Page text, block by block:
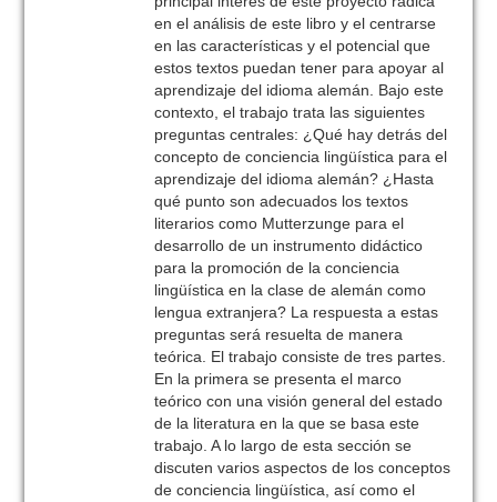
en el análisis de este libro y el centrarse
en las características y el potencial que
estos textos puedan tener para apoyar al
aprendizaje del idioma alemán. Bajo este
contexto, el trabajo trata las siguientes
preguntas centrales: ¿Qué hay detrás del
concepto de conciencia lingüística para el
aprendizaje del idioma alemán? ¿Hasta
qué punto son adecuados los textos
literarios como Mutterzunge para el
desarrollo de un instrumento didáctico
para la promoción de la conciencia
lingüística en la clase de alemán como
lengua extranjera? La respuesta a estas
preguntas será resuelta de manera
teórica. El trabajo consiste de tres partes.
En la primera se presenta el marco
teórico con una visión general del estado
de la literatura en la que se basa este
trabajo. A lo largo de esta sección se
discuten varios aspectos de los conceptos
de conciencia lingüística, así como el